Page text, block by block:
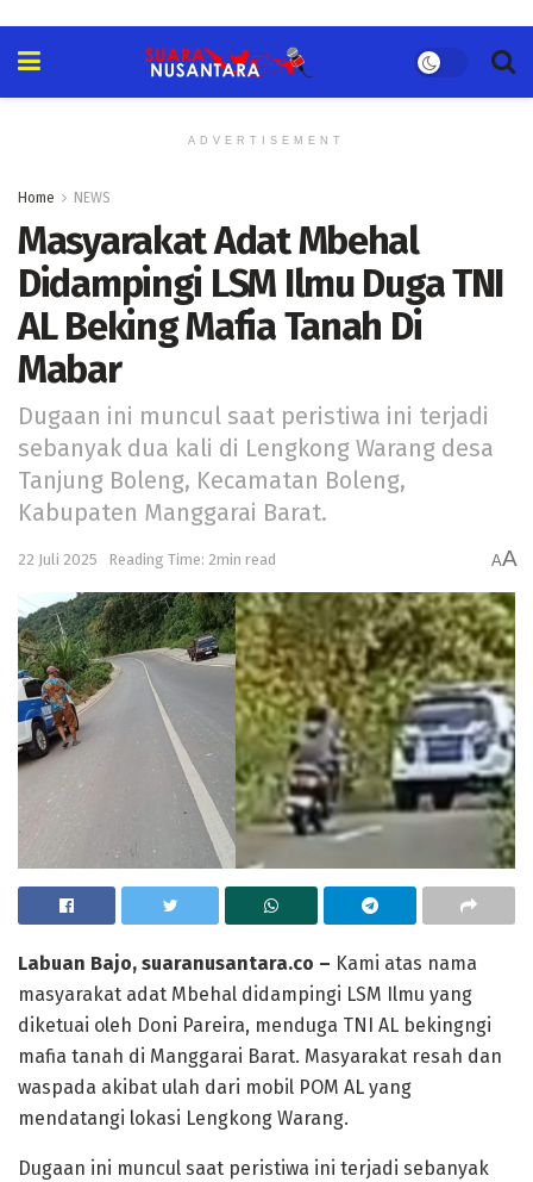
ADVERTISEMENT
Home NEWS
Masyarakat Adat Mbehal
Didampingi LSM Ilmu Duga TNI
AL Beking Mafia Tanah Di
Mabar
Dugaan ini muncul saat peristiwa ini terjadi
sebanyak dua kali di Lengkong Warang desa
Tanjung Boleng, Kecamatan Boleng,
Kabupaten Manggarai Barat.
22 Juli 2025 Reading Time: 2min read AA
Labuan Bajo, suaranusantara.co – Kami atas nama
masyarakat adat Mbehal didampingi LSM Ilmu yang
diketuai oleh Doni Pareira, menduga TNI AL bekingngi
mafia tanah di Manggarai Barat. Masyarakat resah dan
waspada akibat ulah dari mobil POM AL yang
mendatangi lokasi Lengkong Warang.
Dugaan ini muncul saat peristiwa ini terjadi sebanyak